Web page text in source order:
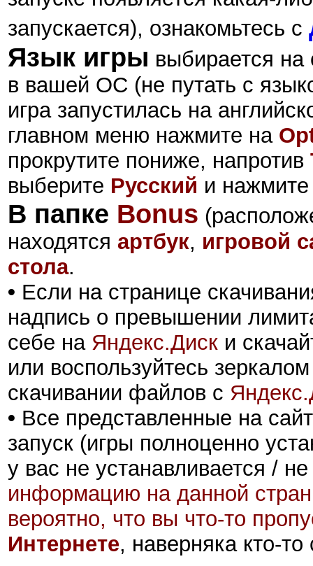
запускается), ознакомьтесь с
Язык игры выбирается на
в вашей ОС (не путать с
игра запустилась на
главном меню нажмите на
прокрутите пониже, напротив
выберите Русский и
В папке Bonus
находятся артбук, игровой
стола.
• Если на странице
надпись о превышении
себе на Яндекс.Диск и
или воспользуйтесь
скачивании файлов с
• Все представленные на
запуск (игры полноценно
у вас не устанавливается /
информацию на данной
вероятно, что вы что-то
Интернете, наверняка кто-